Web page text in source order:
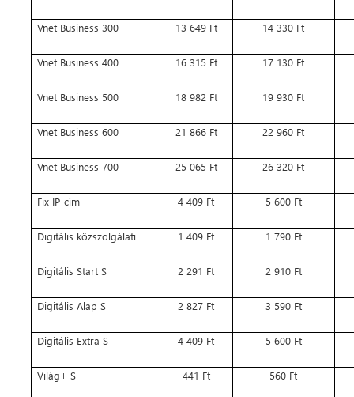
Vnet Business 300 13 649 Ft 14 330 Ft
Vnet Business 400 16 315 Ft 17 130 Ft
Vnet Business 500 18 982 Ft 19 930 Ft
Vnet Business 600 21 866 Ft 22 960 Ft
Vnet Business 700 25 065 Ft 26 320 Ft
Fix IP-cím 4 409 Ft 5 600 Ft
Digitális közszolgálati 1 409 Ft 1 790 Ft
Digitális Start S 2 291 Ft 2 910 Ft
Digitális Alap S 2 827 Ft 3 590 Ft
Digitális Extra S 4 409 Ft 5 600 Ft
Világ+ S 441 Ft 560 Ft